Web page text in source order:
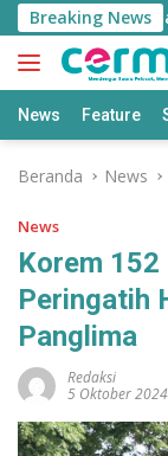
Langsung
ke
konten
Breaking News
untuk Pantau
News Feature
Beranda News
News
Korem 152
Peringatih
Panglima
Redaksi
5 Oktober 2024